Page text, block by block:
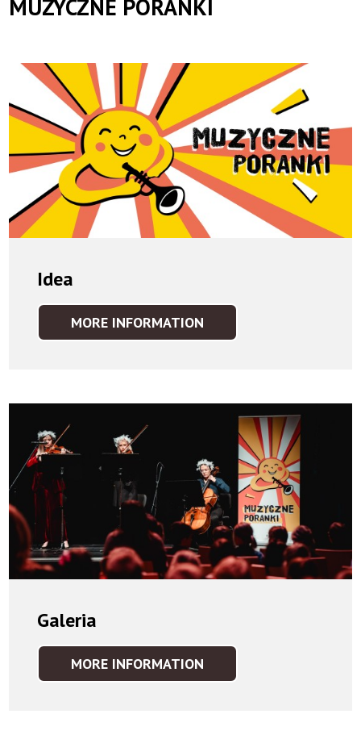
MUZYCZNE PORANKI
Idea
MORE INFORMATION
IDEA
MUZYCZNE
PORANKI
IDEA
Galeria
MORE INFORMATION
IDEA
GALERIA